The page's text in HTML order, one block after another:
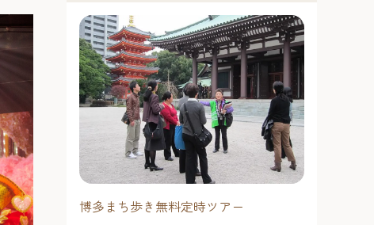
博多まち歩き無料定時ツアー